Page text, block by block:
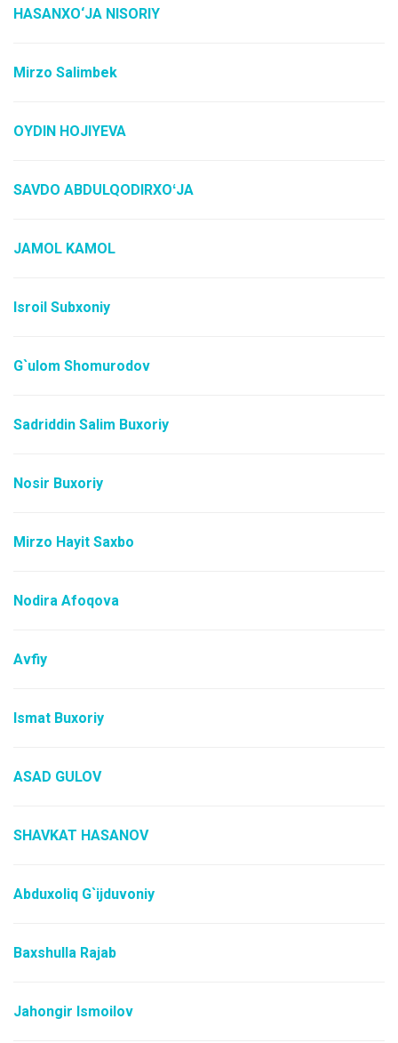
HASANXO‘JA NISORIY
Mirzo Salimbek
OYDIN HOJIYEVA
SAVDO ABDULQODIRXOʻJA
JAMOL KAMOL
Isroil Subxoniy
G`ulom Shomurodov
Sadriddin Salim Buxoriy
Nosir Buxoriy
Mirzo Hayit Saxbo
Nodira Afoqova
Avfiy
Ismat Buxoriy
ASAD GULOV
SHAVKAT HASANOV
Abduxoliq G`ijduvoniy
Baxshulla Rajab
Jahongir Ismoilov